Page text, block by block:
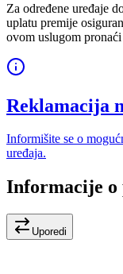
Za određene uređaje
uplatu premije
ovom uslugom pronaći
Reklamacija
Informišite se o
uređaja.
Informacije o
Uporedi